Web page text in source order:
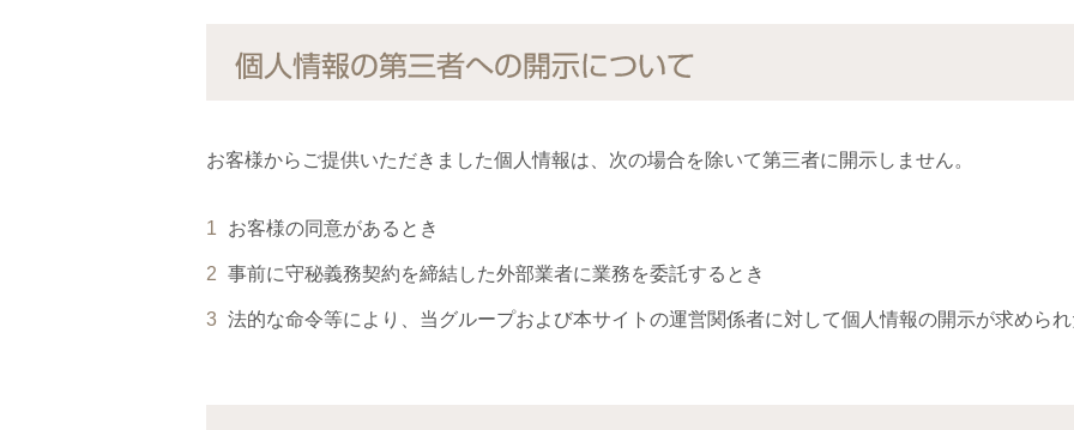
個人情報の第三者への開示について
お客様からご提供いただきました個人情報は、次の場合を除いて第三者に開示しません。
お客様の同意があるとき
事前に守秘義務契約を締結した外部業者に業務を委託するとき
法的な命令等により、当グループおよび本サイトの運営関係者に対して個人情報の開示が求めら